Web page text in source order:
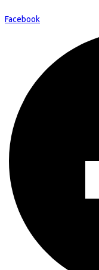
Facebook